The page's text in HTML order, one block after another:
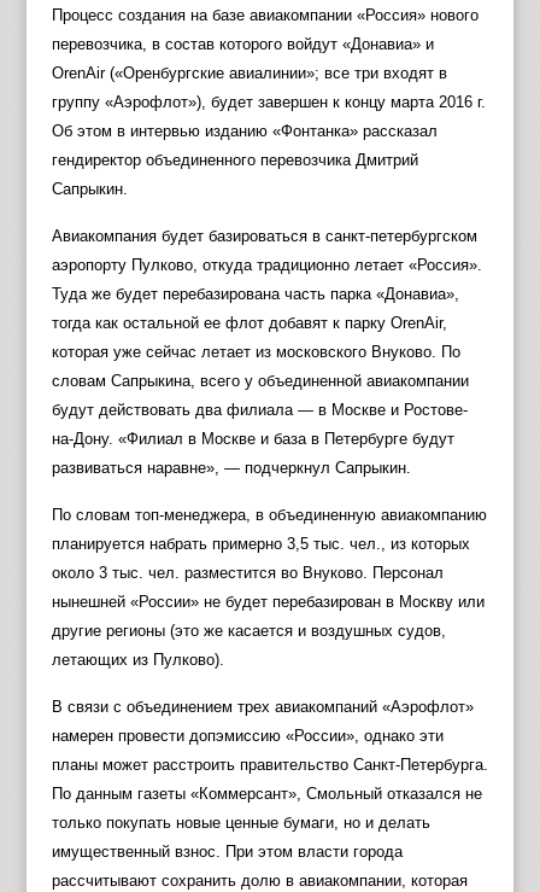
Процесс создания на базе авиакомпании «Россия» нового
перевозчика, в состав которого войдут «Донавиа» и
OrenAir («Оренбургские авиалинии»; все три входят в
группу «Аэрофлот»), будет завершен к концу марта 2016 г.
Об этом в интервью изданию «Фонтанка» рассказал
гендиректор объединенного перевозчика Дмитрий
Сапрыкин.
Авиакомпания будет базироваться в санкт-петербургском
аэропорту Пулково, откуда традиционно летает «Россия».
Туда же будет перебазирована часть парка «Донавиа»,
тогда как остальной ее флот добавят к парку OrenAir,
которая уже сейчас летает из московского Внуково. По
словам Сапрыкина, всего у объединенной авиакомпании
будут действовать два филиала — в Москве и Ростове-
на-Дону. «Филиал в Москве и база в Петербурге будут
развиваться наравне», — подчеркнул Сапрыкин.
По словам топ-менеджера, в объединенную авиакомпанию
планируется набрать примерно 3,5 тыс. чел., из которых
около 3 тыс. чел. разместится во Внуково. Персонал
нынешней «России» не будет перебазирован в Москву или
другие регионы (это же касается и воздушных судов,
летающих из Пулково).
В связи с объединением трех авиакомпаний «Аэрофлот»
намерен провести допэмиссию «России», однако эти
планы может расстроить правительство Санкт-Петербурга.
По данным газеты «Коммерсант», Смольный отказался не
только покупать новые ценные бумаги, но и делать
имущественный взнос. При этом власти города
рассчитывают сохранить долю в авиакомпании, которая